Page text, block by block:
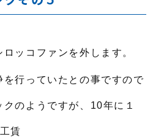
ッコファンを外します。
行っていたとの事ですので
のようですが、10年に１
賃